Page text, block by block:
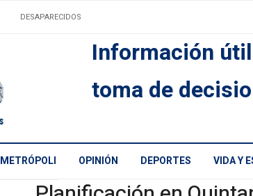
DESAPARECIDOS
Información
toma de
METRÓPOLI OPINIÓN DEPORTES VIDA Y